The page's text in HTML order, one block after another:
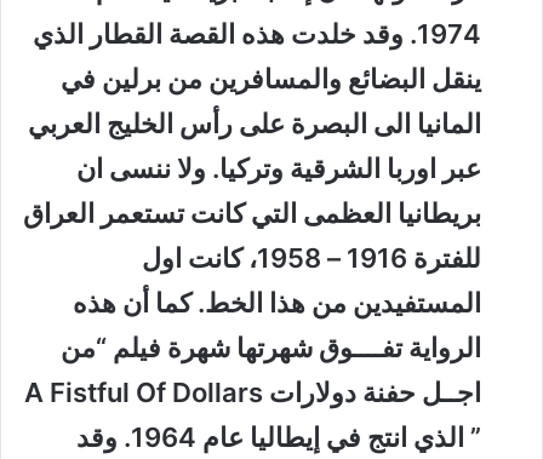
1974. وقد خلدت هذه القصة القطار الذي
ينقل البضائع والمسافرين من برلين في
المانيا الى البصرة على رأس الخليج العربي
عبر اوربا الشرقية وتركيا. ولا ننسى ان
بريطانيا العظمى التي كانت تستعمر العراق
للفترة 1916 – 1958، كانت اول
المستفيدين من هذا الخط. كما أن هذه
الرواية تفــــوق شهرتها شهرة فيلم “من
اجــل حفنة دولارات A Fistful Of Dollars
” الذي انتج في إيطاليا عام 1964. وقد